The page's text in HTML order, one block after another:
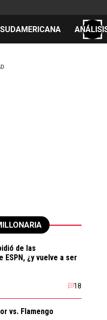
SUDAMERICANA
de las
ESPN, ¿y vuelve a ser
18
vs. Flamengo